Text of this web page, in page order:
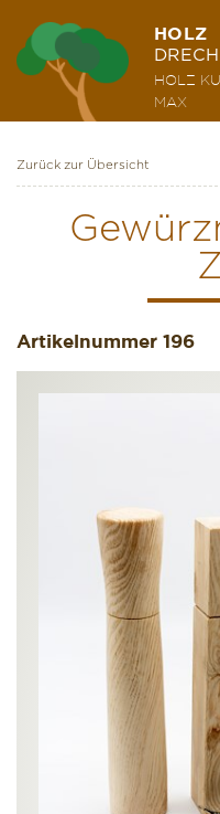
HOLZ
HOLZ
MAX
MEINE WERKE
AUSSTELLUNG &
ÜBER MICH
Zurück zur Übersicht
Artikelnummer 196